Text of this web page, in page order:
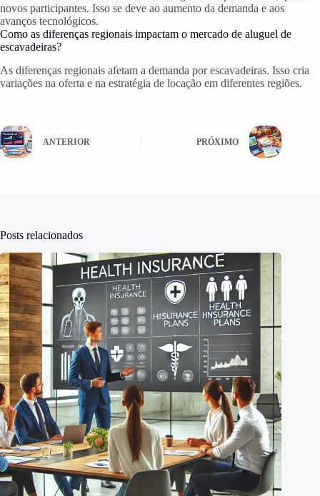
novos participantes. Isso se deve ao aumento da demanda e aos
avanços tecnológicos.
Como as diferenças regionais impactam o mercado de aluguel de
escavadeiras?
As diferenças regionais afetam a demanda por escavadeiras. Isso cria
variações na oferta e na estratégia de locação em diferentes regiões.
ANTERIOR PRÓXIMO
Posts relacionados